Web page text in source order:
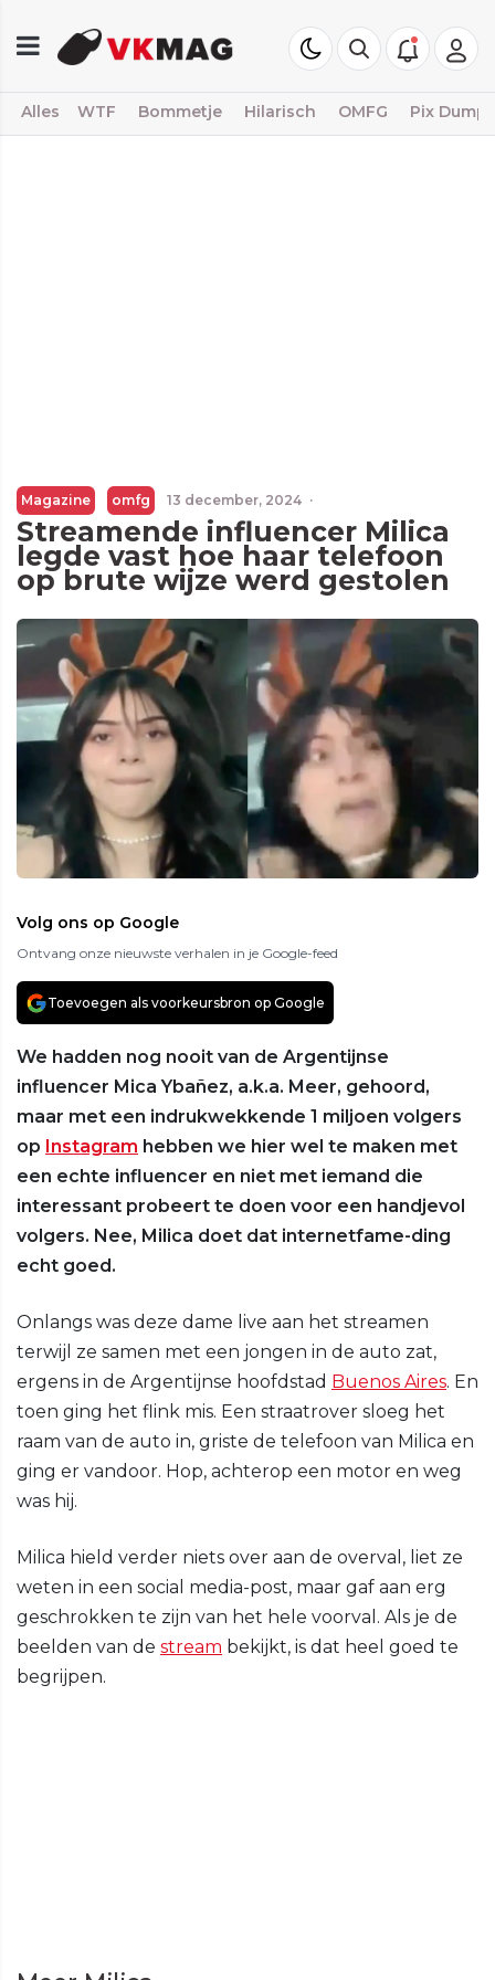
Alles WTF Bommetje Hilarisch OMFG Pix Dump
Magazine omfg 13 december, 2024 ·
Streamende influencer Milica
legde vast hoe haar telefoon
op brute wijze werd gestolen
Volg ons op Google
Ontvang onze nieuwste verhalen in je Google-feed
Toevoegen als voorkeursbron op Google
We hadden nog nooit van de Argentijnse
influencer Mica Ybañez, a.k.a. Meer, gehoord,
maar met een indrukwekkende 1 miljoen volgers
op Instagram hebben we hier wel te maken met
een echte influencer en niet met iemand die
interessant probeert te doen voor een handjevol
volgers. Nee, Milica doet dat internetfame-ding
echt goed.
Onlangs was deze dame live aan het streamen
terwijl ze samen met een jongen in de auto zat,
ergens in de Argentijnse hoofdstad Buenos Aires. En
toen ging het flink mis. Een straatrover sloeg het
raam van de auto in, griste de telefoon van Milica en
ging er vandoor. Hop, achterop een motor en weg
was hij.
Milica hield verder niets over aan de overval, liet ze
weten in een social media-post, maar gaf aan erg
geschrokken te zijn van het hele voorval. Als je de
beelden van de stream bekijkt, is dat heel goed te
begrijpen.